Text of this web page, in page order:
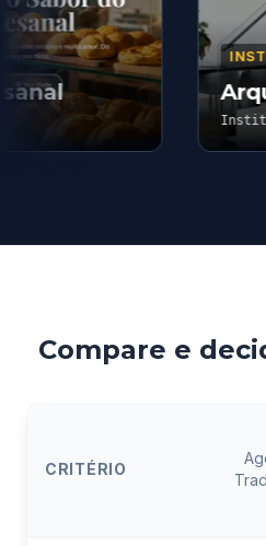
Compare e
CRITÉRIO